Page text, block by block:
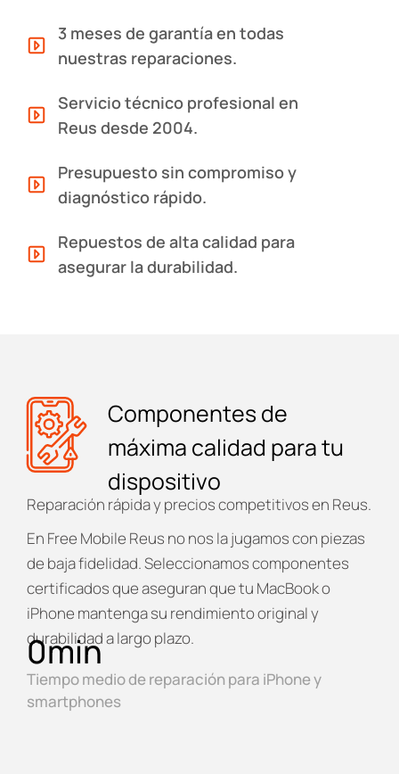
3 meses de garantía en todas
nuestras reparaciones.
Servicio técnico profesional en
Reus desde 2004.
Presupuesto sin compromiso y
diagnóstico rápido.
Repuestos de alta calidad para
asegurar la durabilidad.
Componentes de
máxima calidad para tu
dispositivo
Reparación rápida y precios competitivos en Reus.
En Free Mobile Reus no nos la jugamos con piezas
de baja fidelidad. Seleccionamos componentes
certificados que aseguran que tu MacBook o
iPhone mantenga su rendimiento original y
durabilidad a largo plazo.
Tiempo medio de reparación para iPhone y
smartphones
0min